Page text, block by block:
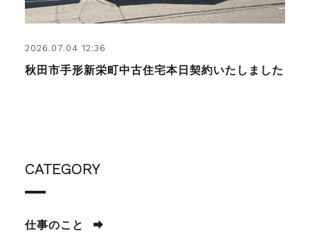
2026.07.04 12:36
秋田市手形新栄町中古住宅本日契約いたしました
CATEGORY
仕事のこと